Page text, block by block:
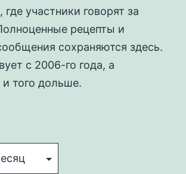
, где участники говорят за
рецепты и
сохраняются здесь.
с 2006-го года, а
того дольше.